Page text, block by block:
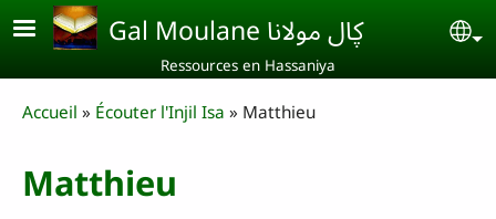
Aller au contenu principal Gal Moulane ڮال مولانا
Ressources en Hassaniya
Breadcrumb
Accueil Écouter l'Injil Isa Matthieu
Matthieu